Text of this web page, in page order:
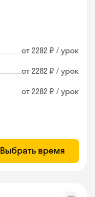
от 2282 ₽ / урок
от 2282 ₽ / урок
от 2282 ₽ / урок
Выбрать время